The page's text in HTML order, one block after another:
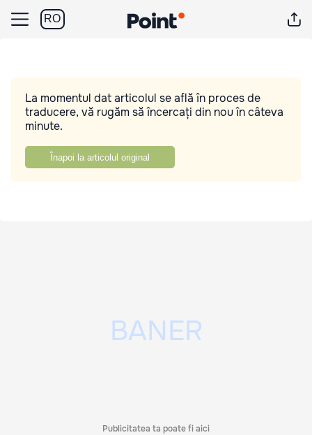
RO
La momentul dat articolul se află în proces de
traducere, vă rugăm să încercați din nou în câteva
minute.
Înapoi la articolul original
Publicitatea ta poate fi aici